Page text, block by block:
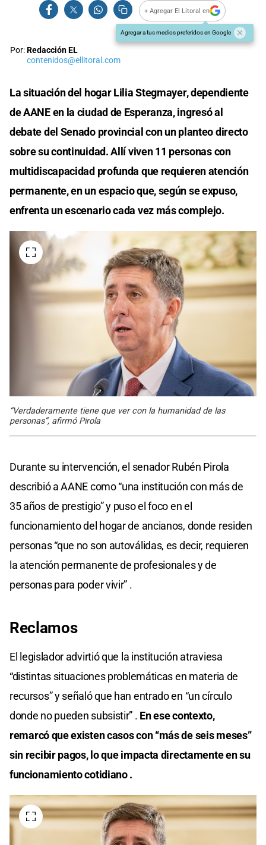
+ Agregar El Litoral en
Agregar a tus medios preferidos en Google
Por:Redacción EL
contenidos@ellitoral.com
La situación del hogar Lilia Stegmayer, dependiente
de AANE en la ciudad de Esperanza, ingresó al
debate del Senado provincial con un planteo directo
sobre su continuidad. Allí viven 11 personas con
multidiscapacidad profunda que requieren atención
permanente, en un espacio que, según se expuso,
enfrenta un escenario cada vez más complejo.
“Verdaderamente tiene que ver con la humanidad de las
personas”, afirmó Pirola
Durante su intervención, el senador Rubén Pirola
describió a AANE como “una institución con más de
35 años de prestigio” y puso el foco en el
funcionamiento del hogar de ancianos, donde residen
personas “que no son autoválidas, es decir, requieren
la atención permanente de profesionales y de
personas para poder vivir” .
Reclamos
El legislador advirtió que la institución atraviesa
“distintas situaciones problemáticas en materia de
recursos” y señaló que han entrado en “un círculo
donde no pueden subsistir” . En ese contexto,
remarcó que existen casos con “más de seis meses”
sin recibir pagos, lo que impacta directamente en su
funcionamiento cotidiano .